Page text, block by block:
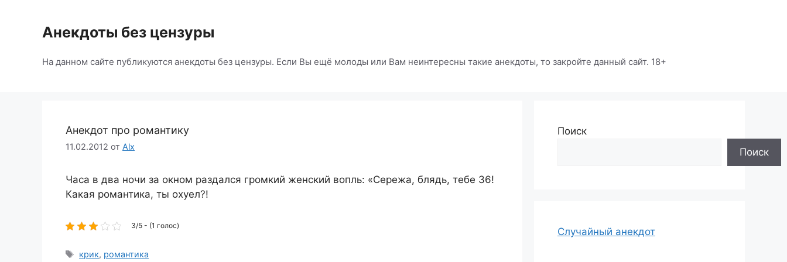
содержимомуАнекдоты без цензуры
На данном сайте публикуются анекдоты без цензуры. Если Вы ещё молоды или Вам неинтересны такие анекдоты, то закройте данный сайт. 18+
Анекдот про романтику
11.02.2012 от Alx
Часа в два ночи за окном раздался громкий женский вопль: «Сережа, блядь, тебе 36!
Какая романтика, ты охуел?!
3/5 - (1 голос)
Метки
крик, романтика
Поиск
Поиск
Случайный анекдот